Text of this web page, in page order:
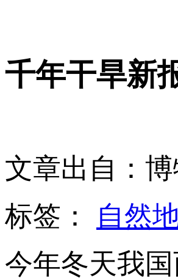
千年干旱新
文章出自：博
标签：
自然
今年冬天我